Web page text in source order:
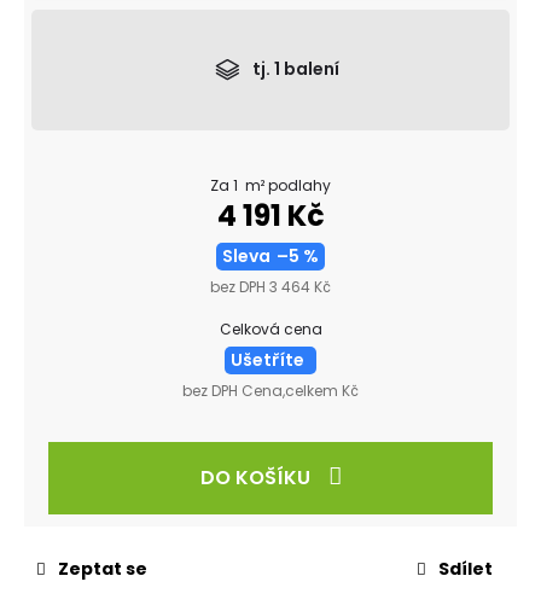
tj. 1 balení
Za 1 m² podlahy
4 191 Kč
Sleva –5 %
bez DPH 3 464 Kč
Celková cena
Ušetříte
bez DPH Cena,celkem Kč
DO KOŠÍKU
Zeptat se Sdílet